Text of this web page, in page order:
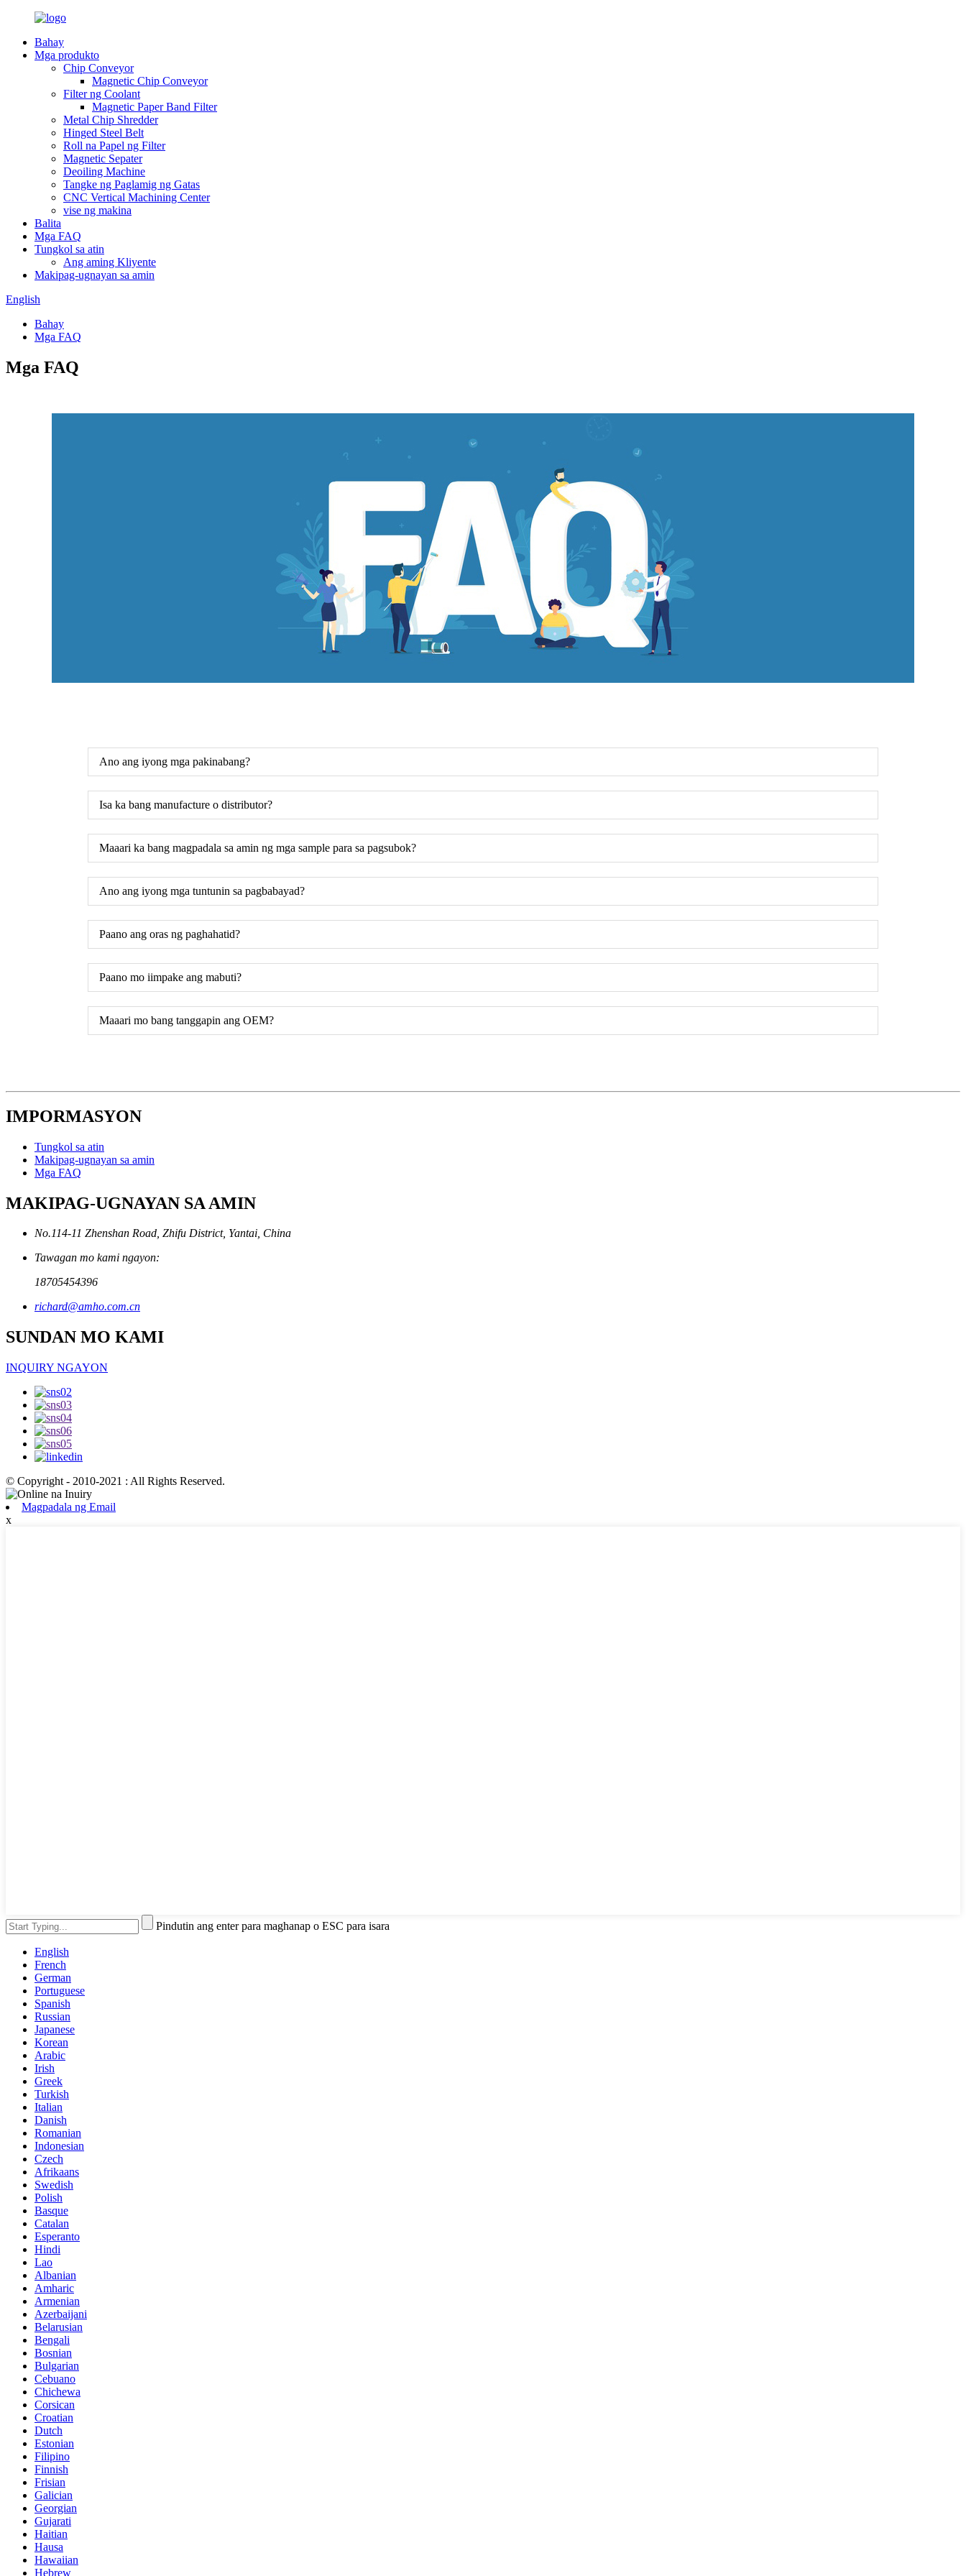
Bahay
Mga produkto
Chip Conveyor
Magnetic Chip Conveyor
Filter ng Coolant
Magnetic Paper Band Filter
Metal Chip Shredder
Hinged Steel Belt
Roll na Papel ng Filter
Magnetic Sepater
Deoiling Machine
Tangke ng Paglamig ng Gatas
CNC Vertical Machining Center
vise ng makina
Balita
Mga FAQ
Tungkol sa atin
Ang aming Kliyente
Makipag-ugnayan sa amin
English
Bahay
Mga FAQ
Mga FAQ
Ano ang iyong mga pakinabang?
Isa ka bang manufacture o distributor?
Maaari ka bang magpadala sa amin ng mga sample para sa pagsubok?
Ano ang iyong mga tuntunin sa pagbabayad?
Paano ang oras ng paghahatid?
Paano mo iimpake ang mabuti?
Maaari mo bang tanggapin ang OEM?
IMPORMASYON
Tungkol sa atin
Makipag-ugnayan sa amin
Mga FAQ
MAKIPAG-UGNAYAN SA AMIN
No.114-11 Zhenshan Road, Zhifu District, Yantai, China
Tawagan mo kami ngayon:
18705454396
richard@amho.com.cn
SUNDAN MO KAMI
INQUIRY NGAYON
© Copyright - 2010-2021 : All Rights Reserved.
Magpadala ng Email
x
Pindutin ang enter para maghanap o ESC para isara
English
French
German
Portuguese
Spanish
Russian
Japanese
Korean
Arabic
Irish
Greek
Turkish
Italian
Danish
Romanian
Indonesian
Czech
Afrikaans
Swedish
Polish
Basque
Catalan
Esperanto
Hindi
Lao
Albanian
Amharic
Armenian
Azerbaijani
Belarusian
Bengali
Bosnian
Bulgarian
Cebuano
Chichewa
Corsican
Croatian
Dutch
Estonian
Filipino
Finnish
Frisian
Galician
Georgian
Gujarati
Haitian
Hausa
Hawaiian
Hebrew